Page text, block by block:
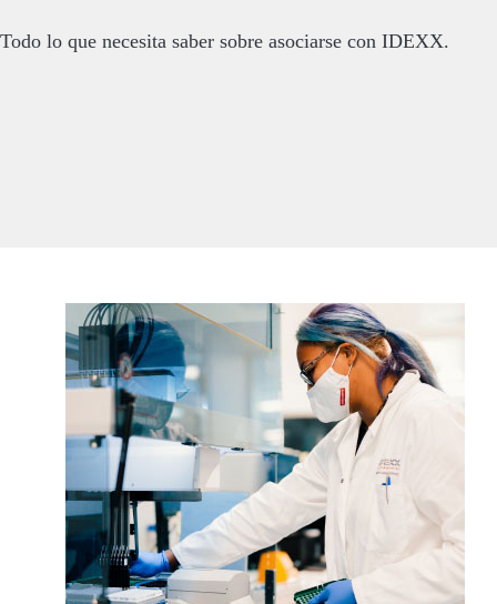
Todo lo que necesita saber sobre asociarse con IDEXX.